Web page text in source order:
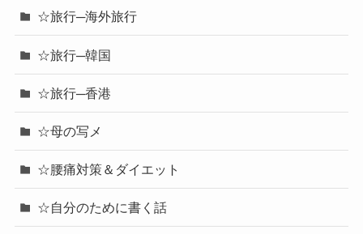
☆旅行─海外旅行
☆旅行─韓国
☆旅行─香港
☆母の写メ
☆腰痛対策＆ダイエット
☆自分のために書く話